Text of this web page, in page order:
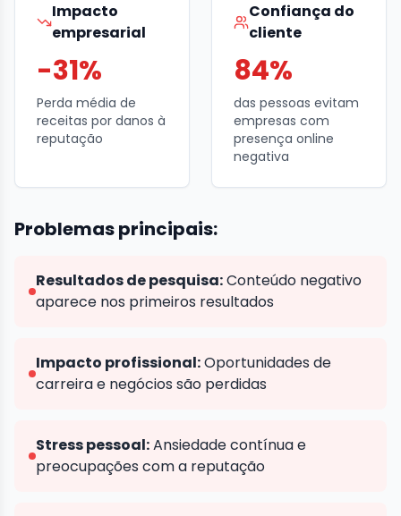
Impacto
empresarial
-31%
Perda média de
receitas por danos à
reputação
Confiança do
cliente
84%
das pessoas evitam
empresas com
presença online
negativa
Problemas principais:
Resultados de pesquisa:Conteúdo negativo
aparece nos primeiros resultados
Impacto profissional:Oportunidades de
carreira e negócios são perdidas
Stress pessoal:Ansiedade contínua e
preocupações com a reputação